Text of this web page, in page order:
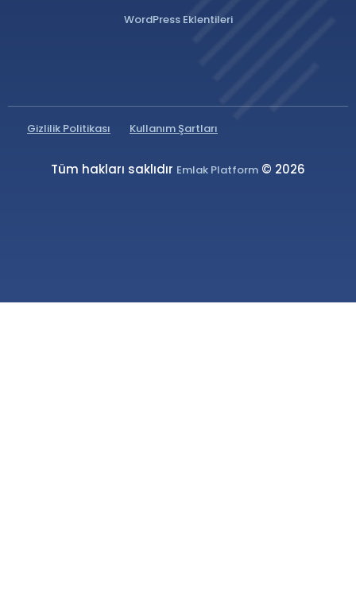
WordPress Eklentileri
Gizlilik Politikası Kullanım Şartları
Tüm hakları saklıdır Emlak Platform © 2026